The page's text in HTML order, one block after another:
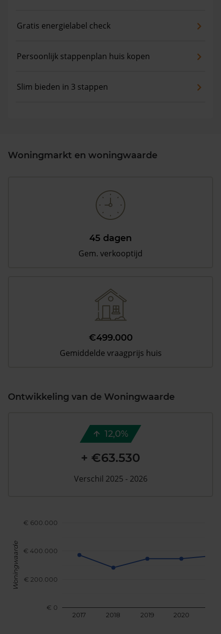
Gratis energielabel check
Persoonlijk stappenplan huis kopen
Slim bieden in 3 stappen
Woningmarkt en woningwaarde
45 dagen
Gem. verkooptijd
€499.000
Gemiddelde vraagprijs huis
Ontwikkeling van de Woningwaarde
2017 2018 2019 2020
€ 0
€ 200.000
€ 400.000
€ 600.000
Woningwaarde
12,0%
+ €63.530
Verschil 2025 - 2026